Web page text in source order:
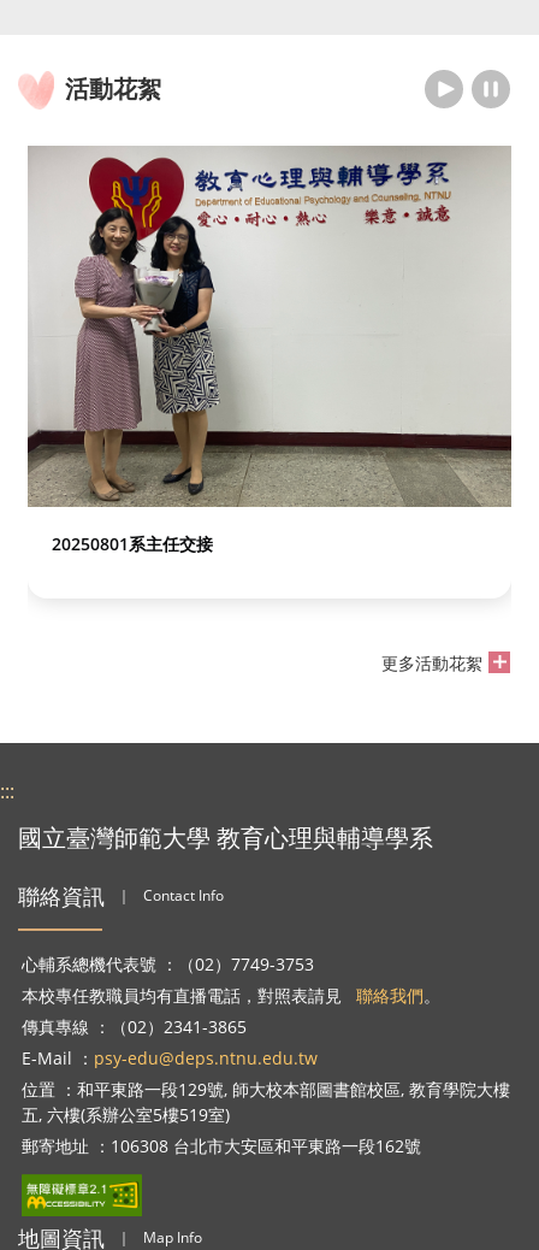
活動花絮
20250801系主任交接
更多活動花絮
:::
國立臺灣師範大學 教育心理與輔導學系
聯絡資訊 ｜ Contact Info
心輔系總機代表號 ：（02）7749-3753
本校專任教職員均有直播電話，對照表請見 聯絡我們。
傳真專線 ：（02）2341-3865
E-Mail ： psy-edu@deps.ntnu.edu.tw
位置 ：和平東路一段129號, 師大校本部圖書館校區, 教育學院大樓
五, 六樓(系辦公室5樓519室)
郵寄地址 ：106308 台北市大安區和平東路一段162號
地圖資訊 ｜ Map Info